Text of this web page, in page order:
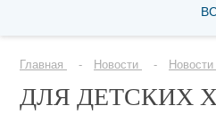
Главная Новости
ДЛЯ ДЕТСКИХ